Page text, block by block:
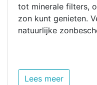
tot minerale filters,
zon kunt genieten.
natuurlijke
Lees meer